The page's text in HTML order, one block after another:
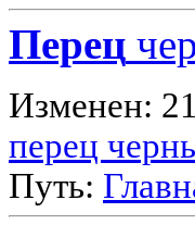
Перец
Изменен:
перец
Путь: